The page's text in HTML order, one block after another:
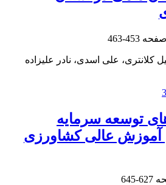
453-463
کلانتری، علی اسدی، نادر علیزاده
توسعه سرمایه
آموزش عالی کشاورزی
627-645